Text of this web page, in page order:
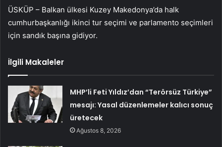
ÜSKÜP – Balkan ülkesi Kuzey Makedonya’da halk
cumhurbaşkanlığı ikinci tur seçimi ve parlamento seçimleri
için sandık başına gidiyor.
İlgili Makaleler
MHP’li Feti Yıldız’dan “Terörsüz Türkiye”
mesajı: Yasal düzenlemeler kalıcı sonuç
üretecek
Ağustos 8, 2026